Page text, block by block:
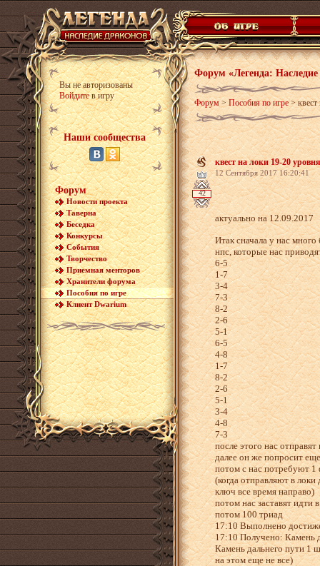
Вы не авторизованы
Войдитев игру
Наши сообщества
Форум
Новости проекта
Таверна
Беседка
Конкурсы
События
Творчество
Приемная менторов
Хранители форума
Пособия по игре
Клиент Dwarium
Форум «Легенда:
Форум > Пособия по игре >
квест на локи 19-20 уровня
42
12 Сентября 2017 16:20:41
актуально на 12.09.2017
Итак сначала у нас
нпс, которые нас
6-5
1-7
3-4
7-3
8-2
2-6
5-1
6-5
4-8
1-7
8-2
2-6
5-1
3-4
4-8
7-3
после этого нас
далее он же попросит
потом с нас потребуют 1
(когда отправляют в
ключ все время направо)
потом нас заставят идти
потом 100 триад
17:10 Выполнено
17:10 Получено: Камень
Камень дальнего пути 1
на этом еще не все)